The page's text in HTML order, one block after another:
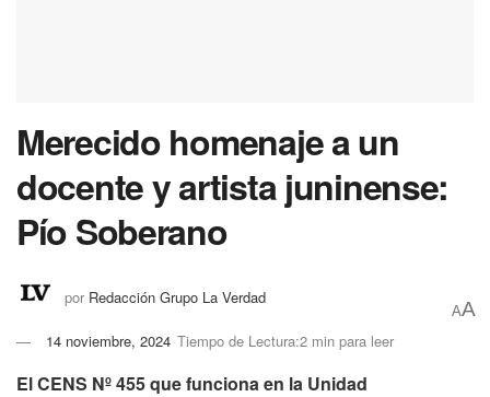
Merecido homenaje a un
docente y artista juninense:
Pío Soberano
por Redacción Grupo La Verdad
14 noviembre, 2024 Tiempo de Lectura:2 min para leer
AA
El CENS Nº 455 que funciona en la Unidad